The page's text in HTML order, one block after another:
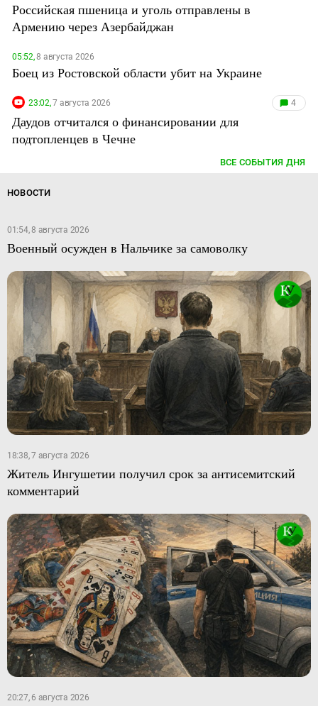
Российская пшеница и уголь отправлены в
Армению через Азербайджан
05:52,8 августа 2026
Боец из Ростовской области убит на Украине
23:02,7 августа 2026 4
Даудов отчитался о финансировании для
подтопленцев в Чечне
ВСЕ СОБЫТИЯ ДНЯ
НОВОСТИ
01:54, 8 августа 2026
Военный осужден в Нальчике за самоволку
18:38, 7 августа 2026
Житель Ингушетии получил срок за антисемитский
комментарий
20:27, 6 августа 2026